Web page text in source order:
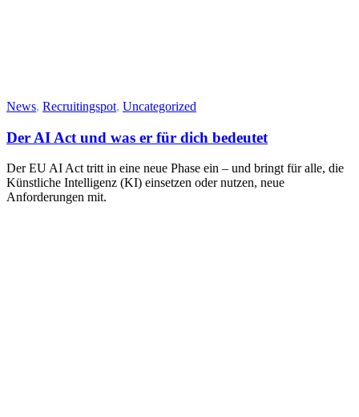
News, Recruitingspot, Uncategorized
Der AI Act und was er für dich bedeutet
Der EU AI Act tritt in eine neue Phase ein – und bringt für alle, die
Künstliche Intelligenz (KI) einsetzen oder nutzen, neue
Anforderungen mit.